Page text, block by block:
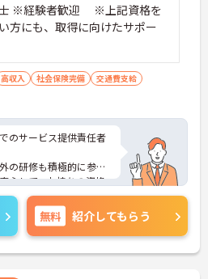
※経験者歓迎 ※上記資格を
方にも、取得に向けたサポー
高収入 社会保険完備
交通費支給
のサービス提供責任者
の研修も積極的に参加
心して、お持ちの資格
問い合わせ下さいま
無料 紹介してもらう